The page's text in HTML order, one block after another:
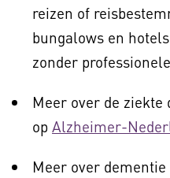
reizen of
bungalows en
zonder
Meer over de ziekte
op Alzheimer-
Meer over